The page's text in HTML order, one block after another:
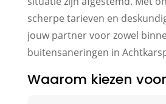
scherpe tarieven en
jouw partner voor zowel
buitensaneringen in
Waarom kiezen voor